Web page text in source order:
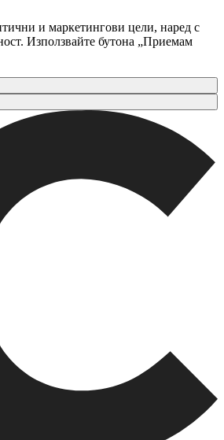
и маркетингови цели, наред с
Използвайте бутона „Приемам